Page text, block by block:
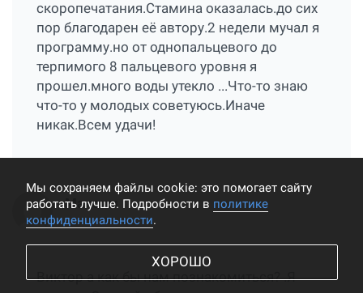
скоропечатания.Стамина оказалась.до сих
пор благодарен её автору.2 недели мучал я
программу.но от однопальцевого до
терпимого 8 пальцевого уровня я
прошел.много воды утекло ...Что-то знаю
что-то у молодых советуюсь.Иначе
никак.Всем удачи!
Максим
Виктор а как бы нам познакомиться? .Я
Мы cохраняем файлы cookie: это помогает сайту
работать лучше. Подробности в политике
конфиденциальности.
ХОРОШО